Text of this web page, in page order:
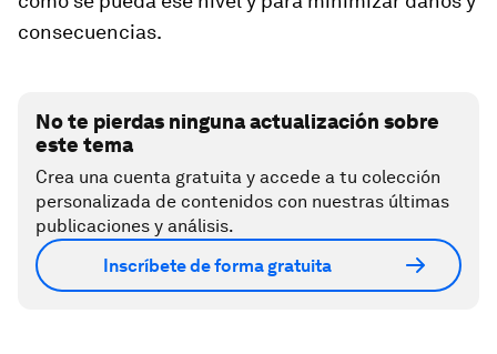
consecuencias.
No te pierdas ninguna actualización sobre
este tema
Crea una cuenta gratuita y accede a tu colección
personalizada de contenidos con nuestras últimas
publicaciones y análisis.
Inscríbete de forma gratuita